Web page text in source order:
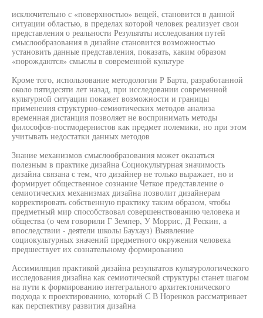
исключительно с «поверхностью» вещей, становится в данной
ситуации областью, в пределах которой человек реализует свои
представления о реальности Результаты исследования путей
смыслообразования в дизайне становится возможностью
установить данные представления, показать, каким образом
«порождаются» смыслы в современной культуре
Кроме того, использование методологии Р Барта, разработанной
около пятидесяти лет назад, при исследовании современной
культурной ситуации покажет возможности и границы
применения структурно-семиотических методов анализа
временная дистанция позволяет не воспринимать методы
философов-постмодернистов как предмет полемики, но при этом
учитывать недостатки данных методов
Знание механизмов смыслообразования может оказаться
полезным в практике дизайна Социокультурная значимость
дизайна связана с тем, что дизайнер не только выражает, но и
формирует общественное сознание Четкое представление о
семиотических механизмах дизайна позволит дизайнерам
корректировать собственную практику таким образом, чтобы
предметный мир способствовал совершенствованию человека и
общества (о чем говорили Г Земпер, У Моррис, Д Рескин, а
впоследствии - деятели школы Баухауз) Выявление
социокультурных значений предметного окружения человека
предшествует их сознательному формированию
Ассимиляция практикой дизайна результатов культурологического
исследования дизайна как семиотической структуры станет шагом
на пути к формированию интегрального архитектонического
подхода к проектированию, который С В Норенков рассматривает
как перспективу развития дизайна